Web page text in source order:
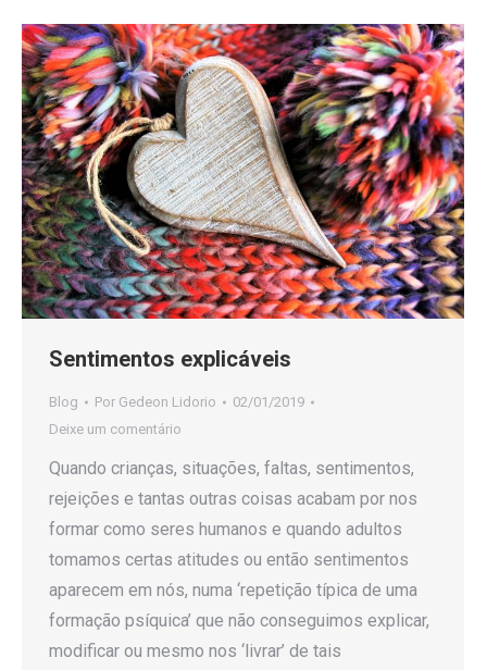
Sentimentos explicáveis
Blog Por Gedeon Lidorio
02/01/2019
Deixe um comentário
Quando crianças, situações, faltas, sentimentos,
rejeições e tantas outras coisas acabam por nos
formar como seres humanos e quando adultos
tomamos certas atitudes ou então sentimentos
aparecem em nós, numa ‘repetição típica de uma
formação psíquica’ que não conseguimos explicar,
modificar ou mesmo nos ‘livrar’ de tais